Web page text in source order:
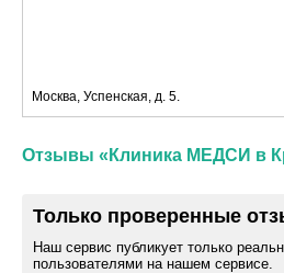
Москва, Успенская, д. 5.
Отзывы «Клиника МЕДСИ в
Только проверенные
Наш сервис публикует только
пользователями на нашем сервисе.